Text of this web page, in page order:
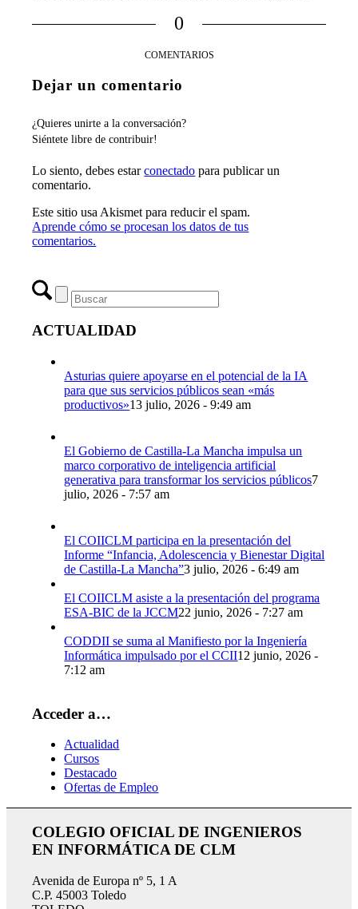
0
COMENTARIOS
Dejar un comentario
¿Quieres unirte a la conversación?
Siéntete libre de contribuir!
Lo siento, debes estarconectado para publicar un
comentario.
Este sitio usa Akismet para reducir el spam.
Aprende cómo se procesan los datos de tus
comentarios.
ACTUALIDAD
Asturias quiere apoyarse en el potencial de la IA
para que sus servicios públicos sean «más
productivos»13 julio, 2026 - 9:49 am
El Gobierno de Castilla-La Mancha impulsa un
marco corporativo de inteligencia artificial
generativa para transformar los servicios públicos7
julio, 2026 - 7:57 am
El COIICLM participa en la presentación del
Informe “Infancia, Adolescencia y Bienestar Digital
de Castilla-La Mancha”3 julio, 2026 - 6:49 am
El COIICLM asiste a la presentación del programa
ESA-BIC de la JCCM22 junio, 2026 - 7:27 am
CODDII se suma al Manifiesto por la Ingeniería
Informática impulsado por el CCII12 junio, 2026 -
7:12 am
Acceder a…
Actualidad
Cursos
Destacado
Ofertas de Empleo
COLEGIO OFICIAL DE INGENIEROS
EN INFORMÁTICA DE CLM
Avenida de Europa nº 5, 1 A
C.P. 45003 Toledo